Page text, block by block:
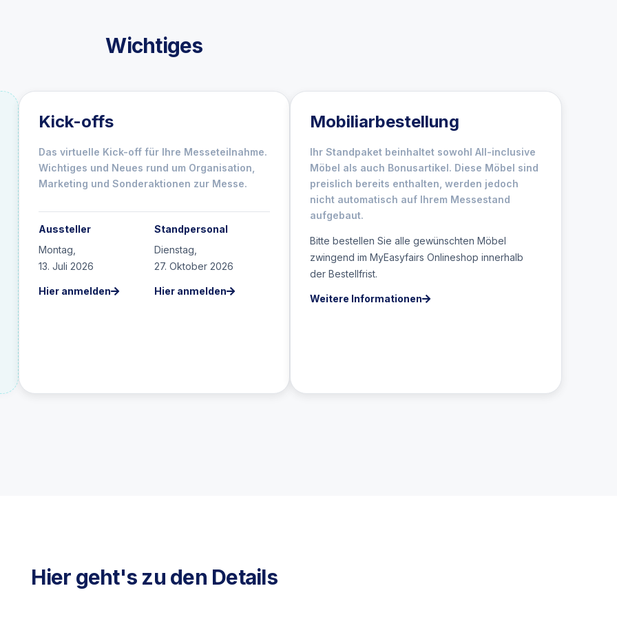
Wichtiges
Kick-offs
Das virtuelle Kick-off für Ihre Messeteilnahme.
Wichtiges und Neues rund um Organisation,
Marketing und Sonderaktionen zur Messe.
Aussteller
Montag,
13. Juli 2026
Hier anmelden
Standpersonal
Dienstag,
27. Oktober 2026
Hier anmelden
Mobiliarbestellung
Ihr Standpaket beinhaltet sowohl All-inclusive
Möbel als auch Bonusartikel. Diese Möbel sind
preislich bereits enthalten, werden jedoch
nicht automatisch auf Ihrem Messestand
aufgebaut.
Bitte bestellen Sie alle gewünschten Möbel
zwingend im MyEasyfairs Onlineshop innerhalb
der Bestellfrist.
Weitere Informationen
Hier geht's zu den Details